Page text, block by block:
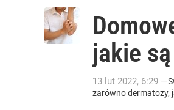
jakie
13 lut 2022, 6:29 —
zarówno dermatozy,